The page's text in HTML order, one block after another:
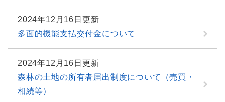
2024年12月16日更新
多面的機能支払交付金について
2024年12月16日更新
森林の土地の所有者届出制度について（売買・
相続等）